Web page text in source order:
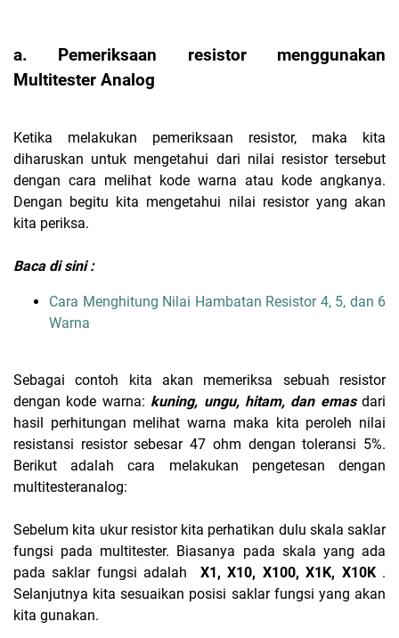
a. Pemeriksaan resistor menggunakan
Multitester Analog
Ketika melakukan pemeriksaan resistor, maka kita
diharuskan untuk mengetahui dari nilai resistor tersebut
dengan cara melihat kode warna atau kode angkanya.
Dengan begitu kita mengetahui nilai resistor yang akan
kita periksa.
Baca di sini :
Cara Menghitung Nilai Hambatan Resistor 4, 5, dan 6
Warna
Sebagai contoh kita akan memeriksa sebuah resistor
dengan kode warna: kuning, ungu, hitam, dan emas dari
hasil perhitungan melihat warna maka kita peroleh nilai
resistansi resistor sebesar 47 ohm dengan toleransi 5%.
Berikut adalah cara melakukan pengetesan dengan
multitesteranalog:
Sebelum kita ukur resistor kita perhatikan dulu skala saklar
fungsi pada multitester. Biasanya pada skala yang ada
pada saklar fungsi adalah X1, X10, X100, X1K, X10K .
Selanjutnya kita sesuaikan posisi saklar fungsi yang akan
kita gunakan.